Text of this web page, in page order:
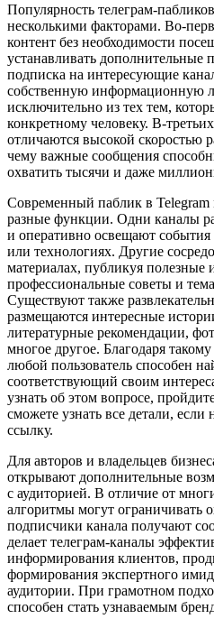
Популярность телеграм-
несколькими факторами. Во-
контент без необходимости
устанавливать
подписка на интересующие
собственную информационную
исключительно из тех тем,
конкретному человеку. В-
отличаются высокой скоростью
чему важные сообщения
охватить тысячи и даже
Современный паблик в
разные функции. Одни каналы
и оперативно освещают события
или технологиях. Другие
материалах, публикуя полезные
профессиональные советы и
Существуют также
размещаются интересные
литературные рекомендации,
многое другое. Благодаря
любой пользователь способен
соответствующий своим
узнать об этом вопросе,
сможете узнать все детали,
ссылку.
Для авторов и владельцев
открывают дополнительные
с аудиторией. В отличие от
алгоритмы могут ограничивать
подписчики канала получают
делает телеграм-каналы
информирования клиентов,
формирования экспертного
аудитории. При грамотном
способен стать узнаваемым